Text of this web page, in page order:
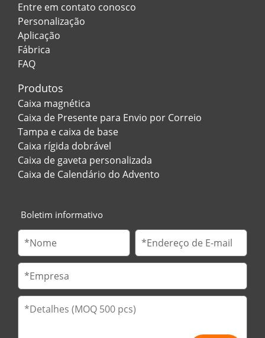
Entre em contato conosco
Personalização
Aplicação
Fábrica
FAQ
Produtos
Caixa magnética
Caixa de Presente para Envio por Correio
Tampa e caixa de base
Caixa rígida dobrável
Caixa de gaveta personalizada
Caixa de Calendário do Advento
Boletim informativo